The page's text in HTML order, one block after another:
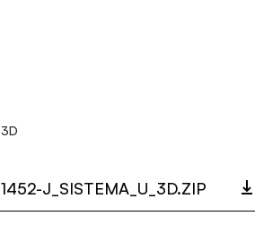
3D
1452-J_SISTEMA_U_3D.ZIP